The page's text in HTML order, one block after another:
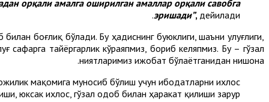
орқали амалга оширилган амаллар орқали савобга
эришади”, дейилади.
боғлиқ бўлади. Бу ҳадиснинг буюклиги, шаъни улуғлиги,
сафарга тайёргарлик кўраяпмиз, бориб келяпмиз. Бу – гўзал
ниятларимиз ижобат бўлаётганидан нишона.
мақомига муносиб бўлиш учун ибодатларни ихлос
юксак ихлос, гўзал одоб билан ҳаракат қилиши зарур.